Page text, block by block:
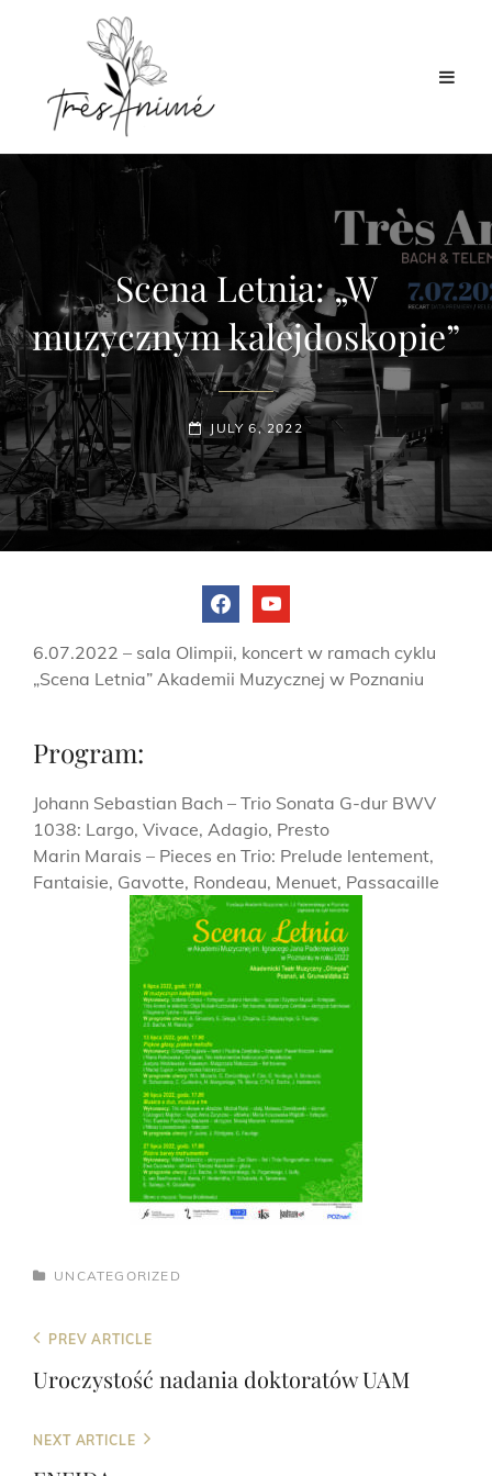
Scena Letnia: „W
muzycznym kalejdoskopie”
POSTED-
ON
JULY 6, 2022
facebookyoutube
6.07.2022 – sala Olimpii, koncert w ramach cyklu
„Scena Letnia” Akademii Muzycznej w Poznaniu
Program:
Johann Sebastian Bach – Trio Sonata G-dur BWV
1038: Largo, Vivace, Adagio, Presto
Marin Marais – Pieces en Trio: Prelude lentement,
Fantaisie, Gavotte, Rondeau, Menuet, Passacaille
CATEGORIES
UNCATEGORIZED
Post
navigation
Previous
Post
PREV ARTICLE
Uroczystość nadania doktoratów UAM
Next
Post
NEXT ARTICLE